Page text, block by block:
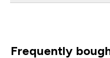
Frequently